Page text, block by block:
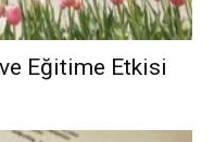
Eğitime Etkisi